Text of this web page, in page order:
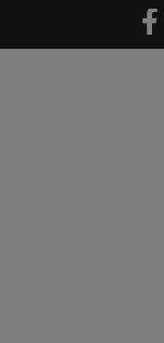
Saltar al contenido